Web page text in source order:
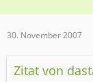
30. November 2007
Zitat von